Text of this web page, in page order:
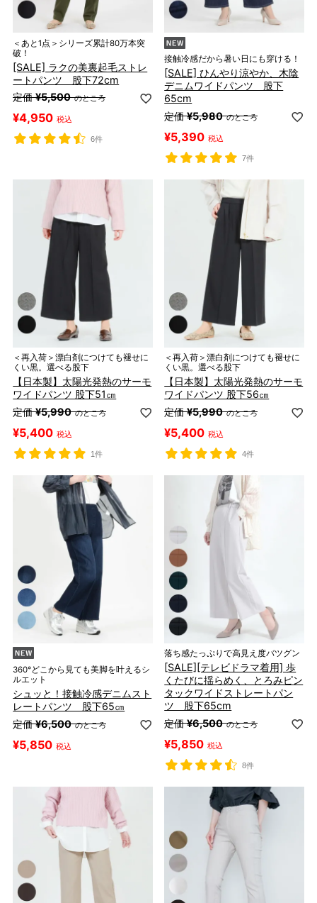
＜あと1点＞シリーズ累計80万本突
破！
[SALE] ラクの美裏起毛ストレ
ートパンツ 股下72cm
定価 ¥5,500 のところ
¥4,950 税込
6件
接触冷感だから暑い日にも穿ける！
[SALE] ひんやり涼やか、木陰
デニムワイドパンツ 股下
65cm
定価 ¥5,980 のところ
¥5,390 税込
7件
＜再入荷＞漂白剤につけても褪せに
くい黒。選べる股下
【日本製】太陽光発熱のサーモ
ワイドパンツ 股下51㎝
定価 ¥5,990 のところ
¥5,400 税込
1件
＜再入荷＞漂白剤につけても褪せに
くい黒。選べる股下
【日本製】太陽光発熱のサーモ
ワイドパンツ 股下56㎝
定価 ¥5,990 のところ
¥5,400 税込
4件
360°どこから見ても美脚を叶えるシ
ルエット
シュッと！接触冷感デニムスト
レートパンツ 股下65㎝
定価 ¥6,500 のところ
¥5,850 税込
落ち感たっぷりで高見え度バツグン
[SALE][テレビドラマ着用] 歩
くたびに揺らめく、とろみピン
タックワイドストレートパン
ツ 股下65cm
定価 ¥6,500 のところ
¥5,850 税込
8件